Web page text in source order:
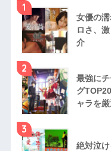
1
女優の
ロさ、
介
2
最強に
グ
ャラを
3
絶対泣